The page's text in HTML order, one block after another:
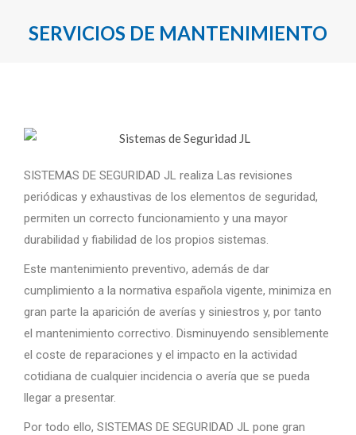
SERVICIOS DE MANTENIMIENTO
SISTEMAS DE SEGURIDAD JL realiza Las revisiones
periódicas y exhaustivas de los elementos de seguridad,
permiten un correcto funcionamiento y una mayor
durabilidad y fiabilidad de los propios sistemas.
Este mantenimiento preventivo, además de dar
cumplimiento a la normativa española vigente, minimiza en
gran parte la aparición de averías y siniestros y, por tanto
el mantenimiento correctivo. Disminuyendo sensiblemente
el coste de reparaciones y el impacto en la actividad
cotidiana de cualquier incidencia o avería que se pueda
llegar a presentar.
Por todo ello, SISTEMAS DE SEGURIDAD JL pone gran